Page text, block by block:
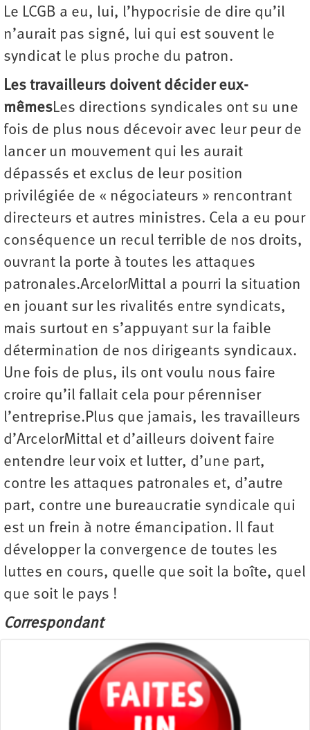
Le LCGB a eu, lui, l’hypocrisie de dire qu’il
n’aurait pas signé, lui qui est souvent le
syndicat le plus proche du patron.
Les travailleurs doivent décider eux-
mêmesLes directions syndicales ont su une
fois de plus nous décevoir avec leur peur de
lancer un mouvement qui les aurait
dépassés et exclus de leur position
privilégiée de « négociateurs » rencontrant
directeurs et autres ministres. Cela a eu pour
conséquence un recul terrible de nos droits,
ouvrant la porte à toutes les attaques
patronales.ArcelorMittal a pourri la situation
en jouant sur les rivalités entre syndicats,
mais surtout en s’appuyant sur la faible
détermination de nos dirigeants syndicaux.
Une fois de plus, ils ont voulu nous faire
croire qu’il fallait cela pour pérenniser
l’entreprise.Plus que jamais, les travailleurs
d’ArcelorMittal et d’ailleurs doivent faire
entendre leur voix et lutter, d’une part,
contre les attaques patronales et, d’autre
part, contre une bureaucratie syndicale qui
est un frein à notre émancipation. Il faut
développer la convergence de toutes les
luttes en cours, quelle que soit la boîte, quel
que soit le pays !
Correspondant